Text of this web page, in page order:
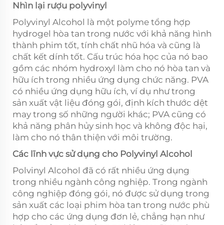
Nhìn lại rượu polyvinyl
Polyvinyl Alcohol là một polyme tổng hợp
hydrogel hòa tan trong nước với khả năng hình
thành phim tốt, tính chất nhũ hóa và cũng là
chất kết dính tốt. Cấu trúc hóa học của nó bao
gồm các nhóm hydroxyl làm cho nó hòa tan và
hữu ích trong nhiều ứng dụng chức năng. PVA
có nhiều ứng dụng hữu ích, ví dụ như trong
sản xuất vật liệu đóng gói, định kích thước dệt
may trong số những người khác; PVA cũng có
khả năng phân hủy sinh học và không độc hại,
làm cho nó thân thiện với môi trường.
Các lĩnh vực sử dụng cho Polyvinyl Alcohol
Polvinyl Alcohol đã có rất nhiều ứng dụng
trong nhiều ngành công nghiệp. Trong ngành
công nghiệp đóng gói, nó được sử dụng trong
sản xuất các loại phim hòa tan trong nước phù
hợp cho các ứng dụng đơn lẻ, chẳng hạn như